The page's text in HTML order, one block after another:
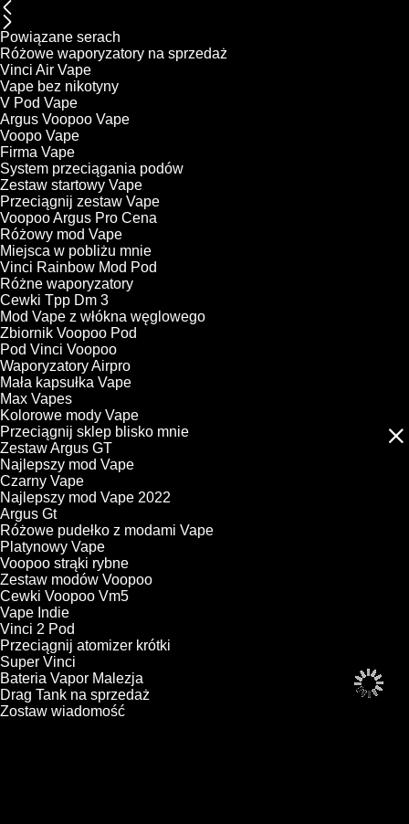
Powiązane serach
Różowe waporyzatory na sprzedaż
Vinci Air Vape
Vape bez nikotyny
V Pod Vape
Argus Voopoo Vape
Voopo Vape
Firma Vape
System przeciągania podów
Zestaw startowy Vape
Przeciągnij zestaw Vape
Voopoo Argus Pro Cena
Różowy mod Vape
Miejsca w pobliżu mnie
Vinci Rainbow Mod Pod
Różne waporyzatory
Cewki Tpp Dm 3
Mod Vape z włókna węglowego
Zbiornik Voopoo Pod
Pod Vinci Voopoo
Waporyzatory Airpro
Mała kapsułka Vape
Max Vapes
Kolorowe mody Vape
Przeciągnij sklep blisko mnie
Zestaw Argus GT
Najlepszy mod Vape
Czarny Vape
Najlepszy mod Vape 2022
Argus Gt
Różowe pudełko z modami Vape
Platynowy Vape
Voopoo strąki rybne
Zestaw modów Voopoo
Cewki Voopoo Vm5
Vape Indie
Vinci 2 Pod
Przeciągnij atomizer krótki
Super Vinci
Bateria Vapor Malezja
Drag Tank na sprzedaż
Zostaw wiadomość